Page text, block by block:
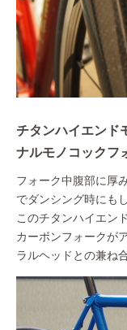
チタンハイエンド
ナルモノコックフ
フォーク中腹部に厚
でダンシング時にも
このチタンハイエン
カーボンフォークが
ラルヘッドとの兼ね